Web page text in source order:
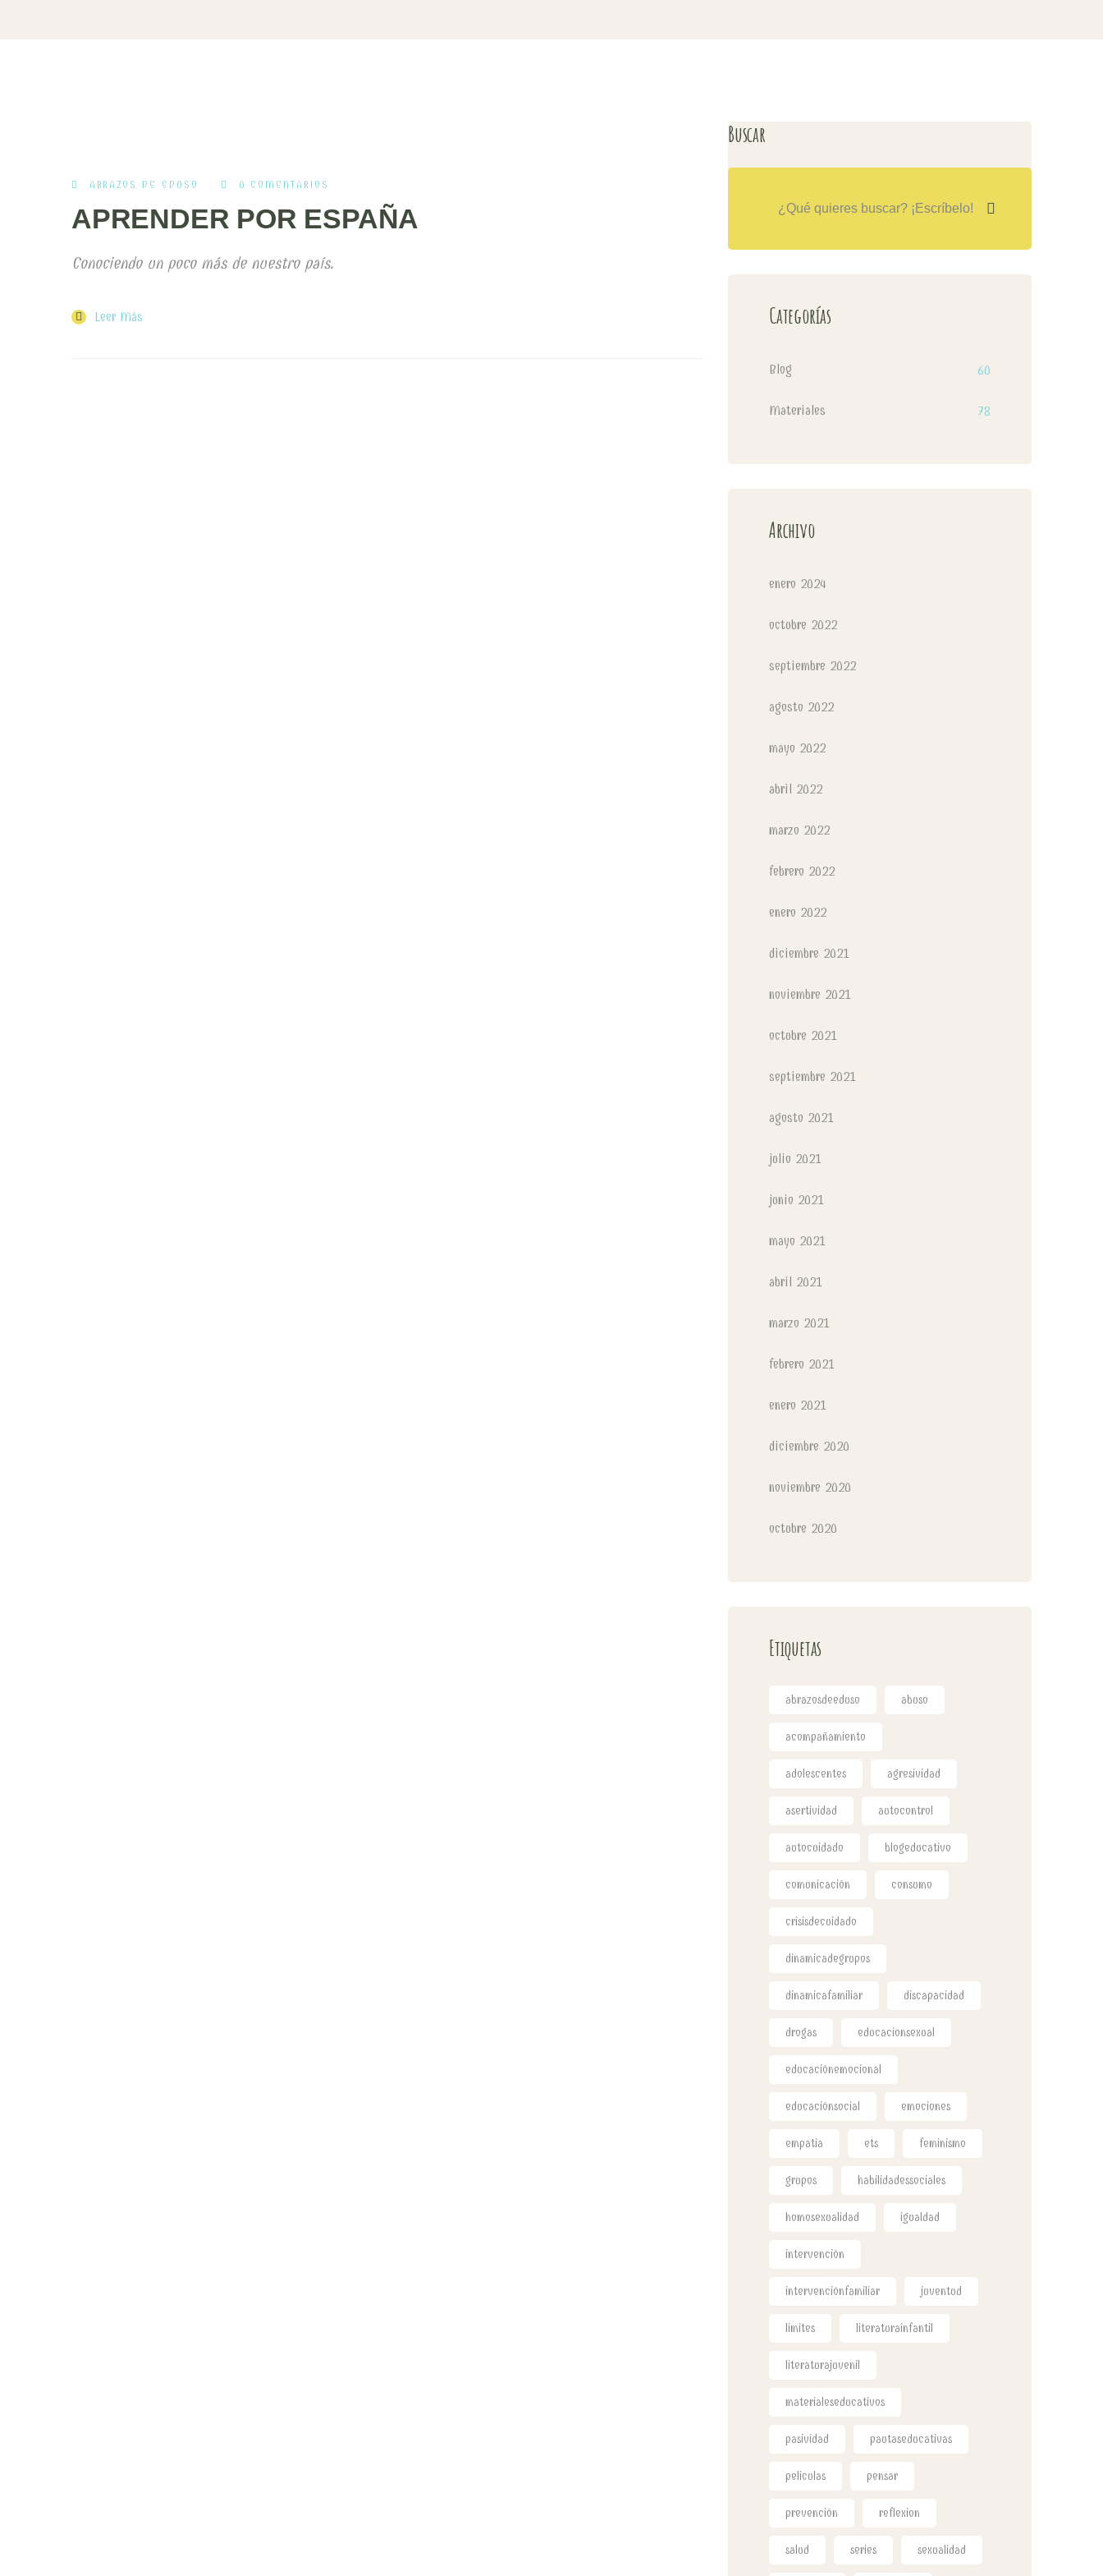
ABRAZOS DE EDUSO 0 COMENTARIOS
APRENDER POR ESPAÑA
Conociendo un poco más de nuestro país.
Leer Más
Buscar
Categorías
Blog 60
Materiales 78
Archivo
enero 2024
octubre 2022
septiembre 2022
agosto 2022
mayo 2022
abril 2022
marzo 2022
febrero 2022
enero 2022
diciembre 2021
noviembre 2021
octubre 2021
septiembre 2021
agosto 2021
julio 2021
junio 2021
mayo 2021
abril 2021
marzo 2021
febrero 2021
enero 2021
diciembre 2020
noviembre 2020
octubre 2020
Etiquetas
abrazosdeeduso abuso
acompañamiento
adolescentes agresividad
asertividad autocontrol
autocuidado blogeducativo
comunicación consumo
crisisdecuidado
dinamicadegrupos
dinamicafamiliar discapacidad
drogas educacionsexual
educaciónemocional
educaciónsocial emociones
empatia ets feminismo
grupos habilidadessociales
homosexualidad igualdad
intervención
intervenciónfamiliar juventud
limites literaturainfantil
literaturajuvenil
materialeseducativos
pasividad pautaseducativas
peliculas pensar
prevención reflexion
salud series sexualidad